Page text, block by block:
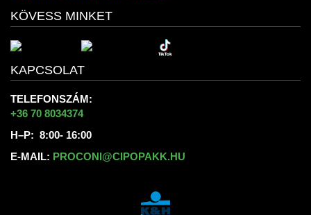
KÖVESS MINKET
KAPCSOLAT
TELEFONSZÁM:
+36 70 8034374
H–P: 8:00- 16:00
E-MAIL: PROCONI@CIPOPAKK.HU